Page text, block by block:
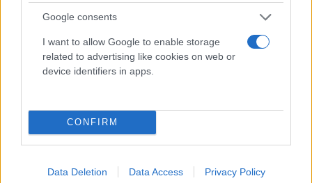
Google consents
I want to allow Google to enable storage
related to advertising like cookies on web or
device identifiers in apps.
CONFIRM
Data Deletion Data Access Privacy Policy
κάνοντας φύλλο και φτερό υποθέσεις των 4
Μάλιστα, σύμφωνα με ρεπορτάζ του MEGA, ο ένας
Αρχών.